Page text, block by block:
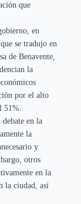
que
en
se tradujo en
de Benavente,
la
por el alto
51%.
en la
la
y
otros
en la
la ciudad, así